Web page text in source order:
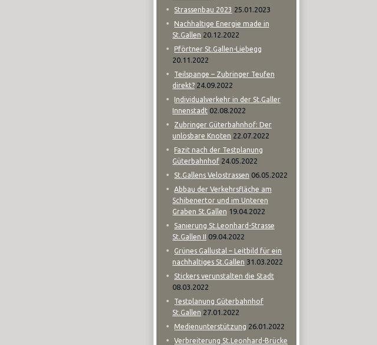
Strassenbau 2023 25.01.2023
Nachhaltige Energie made in
St.Gallen 20.12.2022
Pförtner St.Gallen-Liebegg
20.11.2022
Teilspange – Zubringer Teufen
direkt? 24.09.2022
Individualverkehr in der St.Galler
Innenstadt 02.08.2022
Zubringer Güterbahnhof: Der
unlösbare Knoten 22.07.2022
Fazit nach der Testplanung
Güterbahnhof 24.05.2022
St.Gallens Velostrassen 06.05.2022
Abbau der Verkehrsfläche am
Schibenertor und im Unteren
Graben St.Gallen 19.04.2022
Sanierung St.Leonhard-Strasse
St.Gallen II 09.04.2022
Grünes Gallustal – Leitbild für ein
nachhaltiges St.Gallen 31.03.2022
Stickers verunstalten die Stadt
08.03.2022
Testplanung Güterbahnhof
St.Gallen 27.01.2022
Medienunterstützung 26.01.2022
Verbreiterung St.Leonhard-Brücke